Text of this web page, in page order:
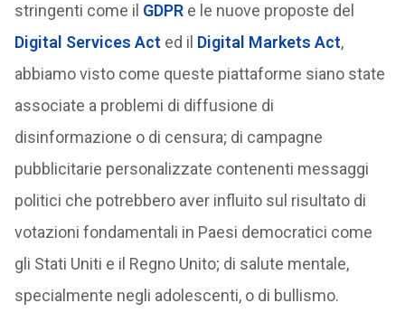
stringenti come il GDPR e le nuove proposte del
Digital Services Act ed il Digital Markets Act,
abbiamo visto come queste piattaforme siano state
associate a problemi di diffusione di
disinformazione o di censura; di campagne
pubblicitarie personalizzate contenenti messaggi
politici che potrebbero aver influito sul risultato di
votazioni fondamentali in Paesi democratici come
gli Stati Uniti e il Regno Unito; di salute mentale,
specialmente negli adolescenti, o di bullismo.